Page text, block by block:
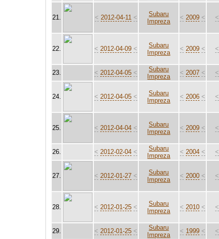
21. < 2012-04-11 <
Subaru
Impreza
< 2009 < <
22. < 2012-04-09 <
Subaru
Impreza
< 2009 < <
23. < 2012-04-05 <
Subaru
Impreza
< 2007 < <
24. < 2012-04-05 <
Subaru
Impreza
< 2006 < <
25. < 2012-04-04 <
Subaru
Impreza
< 2009 < <
26. < 2012-02-04 <
Subaru
Impreza
< 2004 < <
27. < 2012-01-27 <
Subaru
Impreza
< 2000 < <
28. < 2012-01-25 <
Subaru
Impreza
< 2010 < <
29. < 2012-01-25 <
Subaru
Impreza
< 1999 < <